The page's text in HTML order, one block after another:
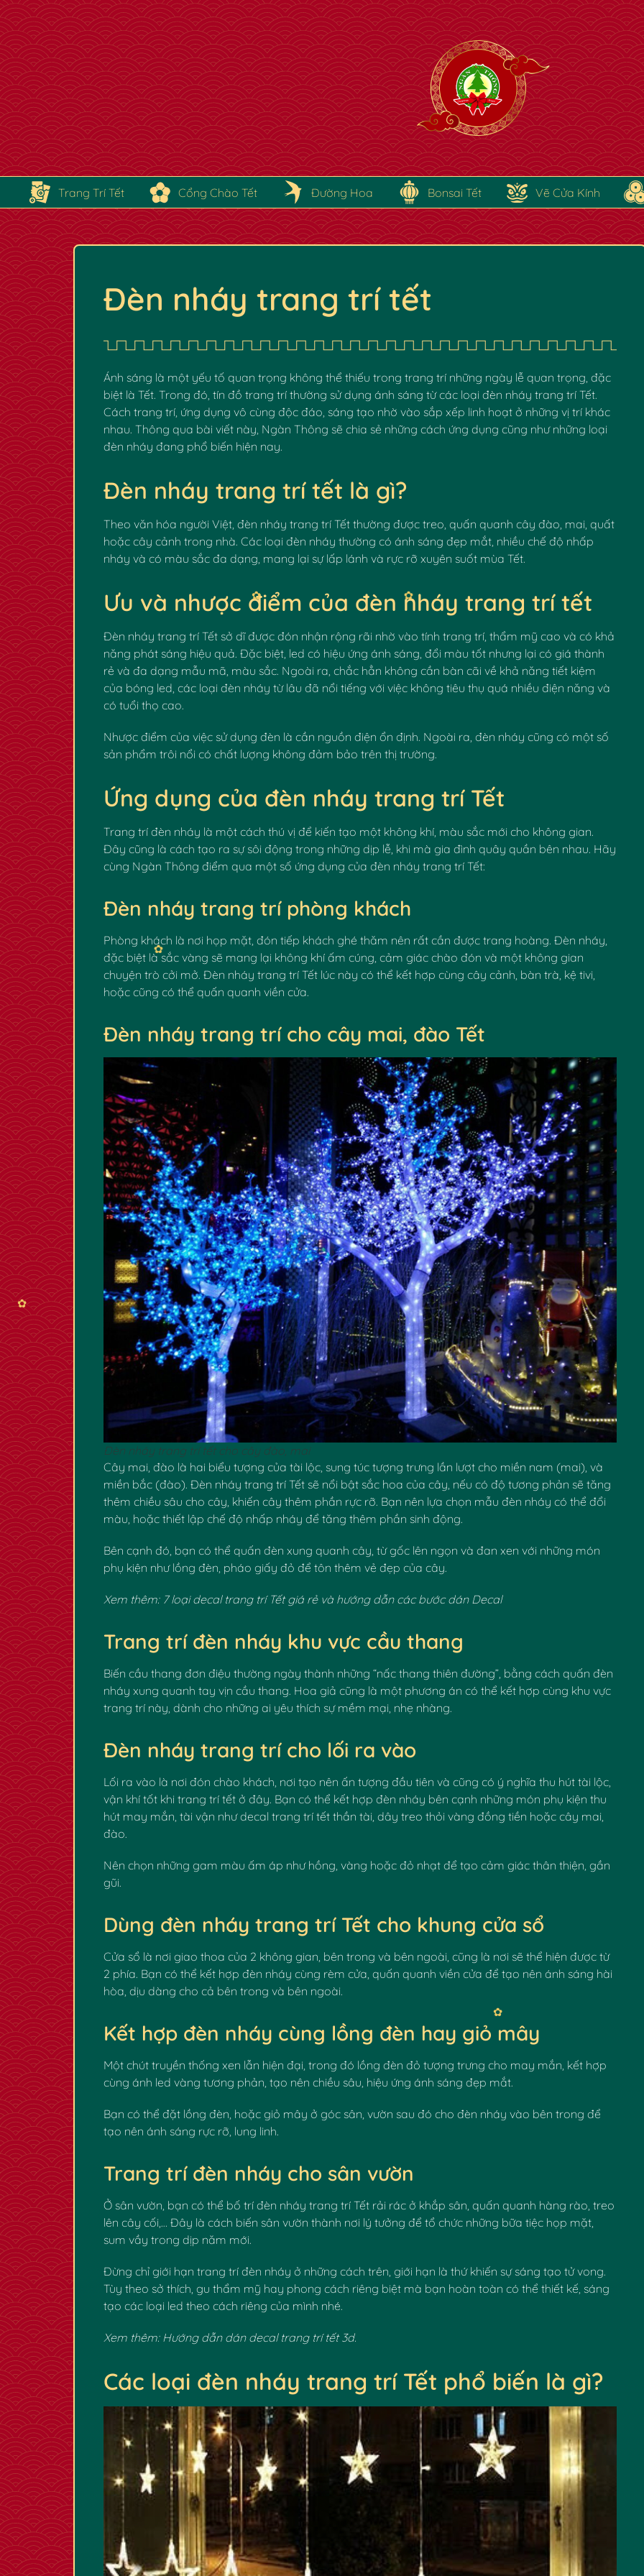
Trang Trí Tết Cổng Chào Tết Đường Hoa Bonsai Tết Vẽ Cửa Kính
Đèn nháy trang trí tết
Ánh sáng là một yếu tố quan trọng không thể thiếu trong trang trí những ngày lễ quan trọng, đặc
biệt là Tết. Trong đó, tín đồ trang trí thường sử dụng ánh sáng từ các loại đèn nháy trang trí Tết.
Cách trang trí, ứng dụng vô cùng độc đáo, sáng tạo nhờ vào sắp xếp linh hoạt ở những vị trí khác
nhau. Thông qua bài viết này, Ngàn Thông sẽ chia sẻ những cách ứng dụng cũng như những loại
đèn nháy đang phổ biến hiện nay.
Đèn nháy trang trí tết là gì?
Theo văn hóa người Việt, đèn nháy trang trí Tết thường được treo, quấn quanh cây đào, mai, quất
hoặc cây cảnh trong nhà. Các loại đèn nháy thường có ánh sáng đẹp mắt, nhiều chế độ nhấp
nháy và có màu sắc đa dạng, mang lại sự lấp lánh và rực rỡ xuyên suốt mùa Tết.
Ưu và nhược điểm của đèn nháy trang trí tết
Đèn nháy trang trí Tết sở dĩ được đón nhận rộng rãi nhờ vào tính trang trí, thẩm mỹ cao và có khả
năng phát sáng hiệu quả. Đặc biệt, led có hiệu ứng ánh sáng, đổi màu tốt nhưng lại có giá thành
rẻ và đa dạng mẫu mã, màu sắc. Ngoài ra, chắc hẳn không cần bàn cãi về khả năng tiết kiệm
của bóng led, các loại đèn nháy từ lâu đã nổi tiếng với việc không tiêu thụ quá nhiều điện năng và
có tuổi thọ cao.
Nhược điểm của việc sử dụng đèn là cần nguồn điện ổn định. Ngoài ra, đèn nháy cũng có một số
sản phẩm trôi nổi có chất lượng không đảm bảo trên thị trường.
Ứng dụng của đèn nháy trang trí Tết
Trang trí đèn nháy là một cách thú vị để kiến tạo một không khí, màu sắc mới cho không gian.
Đây cũng là cách tạo ra sự sôi động trong những dịp lễ, khi mà gia đình quây quần bên nhau. Hãy
cùng Ngàn Thông điểm qua một số ứng dụng của đèn nháy trang trí Tết:
Đèn nháy trang trí phòng khách
Phòng khách là nơi họp mặt, đón tiếp khách ghé thăm nên rất cần được trang hoàng. Đèn nháy,
đặc biệt là sắc vàng sẽ mang lại không khí ấm cúng, cảm giác chào đón và một không gian
chuyện trò cởi mở. Đèn nháy trang trí Tết lúc này có thể kết hợp cùng cây cảnh, bàn trà, kệ tivi,
hoặc cũng có thể quấn quanh viền cửa.
Đèn nháy trang trí cho cây mai, đào Tết
Đèn nháy trang trí tết cho cây đào, mai
Cây mai, đào là hai biểu tượng của tài lộc, sung túc tượng trưng lần lượt cho miền nam (mai), và
miền bắc (đào). Đèn nháy trang trí Tết sẽ nổi bật sắc hoa của cây, nếu có độ tương phản sẽ tăng
thêm chiều sâu cho cây, khiến cây thêm phần rực rỡ. Bạn nên lựa chọn mẫu đèn nháy có thể đổi
màu, hoặc thiết lập chế độ nhấp nháy để tăng thêm phần sinh động.
Bên cạnh đó, bạn có thể quấn đèn xung quanh cây, từ gốc lên ngọn và đan xen với những món
phụ kiện như lồng đèn, pháo giấy đỏ để tôn thêm vẻ đẹp của cây.
Xem thêm: 7 loại decal trang trí Tết giá rẻ và hướng dẫn các bước dán Decal
Trang trí đèn nháy khu vực cầu thang
Biến cầu thang đơn điệu thường ngày thành những “nấc thang thiên đường”, bằng cách quấn đèn
nháy xung quanh tay vịn cầu thang. Hoa giả cũng là một phương án có thể kết hợp cùng khu vực
trang trí này, dành cho những ai yêu thích sự mềm mại, nhẹ nhàng.
Đèn nháy trang trí cho lối ra vào
Lối ra vào là nơi đón chào khách, nơi tạo nên ấn tượng đầu tiên và cũng có ý nghĩa thu hút tài lộc,
vận khí tốt khi trang trí tết ở đây. Bạn có thể kết hợp đèn nháy bên cạnh những món phụ kiện thu
hút may mắn, tài vận như decal trang trí tết thần tài, dây treo thỏi vàng đồng tiền hoặc cây mai,
đào.
Nên chọn những gam màu ấm áp như hồng, vàng hoặc đỏ nhạt để tạo cảm giác thân thiện, gần
gũi.
Dùng đèn nháy trang trí Tết cho khung cửa sổ
Cửa sổ là nơi giao thoa của 2 không gian, bên trong và bên ngoài, cũng là nơi sẽ thể hiện được từ
2 phía. Bạn có thể kết hợp đèn nháy cùng rèm cửa, quấn quanh viền cửa để tạo nên ánh sáng hài
hòa, dịu dàng cho cả bên trong và bên ngoài.
Kết hợp đèn nháy cùng lồng đèn hay giỏ mây
Một chút truyền thống xen lẫn hiện đại, trong đó lồng đèn đỏ tượng trưng cho may mắn, kết hợp
cùng ánh led vàng tương phản, tạo nên chiều sâu, hiệu ứng ánh sáng đẹp mắt.
Bạn có thể đặt lồng đèn, hoặc giỏ mây ở góc sân, vườn sau đó cho đèn nháy vào bên trong để
tạo nên ánh sáng rực rỡ, lung linh.
Trang trí đèn nháy cho sân vườn
Ở sân vườn, bạn có thể bố trí đèn nháy trang trí Tết rải rác ở khắp sân, quấn quanh hàng rào, treo
lên cây cối,… Đây là cách biến sân vườn thành nơi lý tưởng để tổ chức những bữa tiệc họp mặt,
sum vầy trong dịp năm mới.
Đừng chỉ giới hạn trang trí đèn nháy ở những cách trên, giới hạn là thứ khiến sự sáng tạo tử vong.
Tùy theo sở thích, gu thẩm mỹ hay phong cách riêng biệt mà bạn hoàn toàn có thể thiết kế, sáng
tạo các loại led theo cách riêng của mình nhé.
Xem thêm: Hướng dẫn dán decal trang trí tết 3d.
Các loại đèn nháy trang trí Tết phổ biến là gì?
✿